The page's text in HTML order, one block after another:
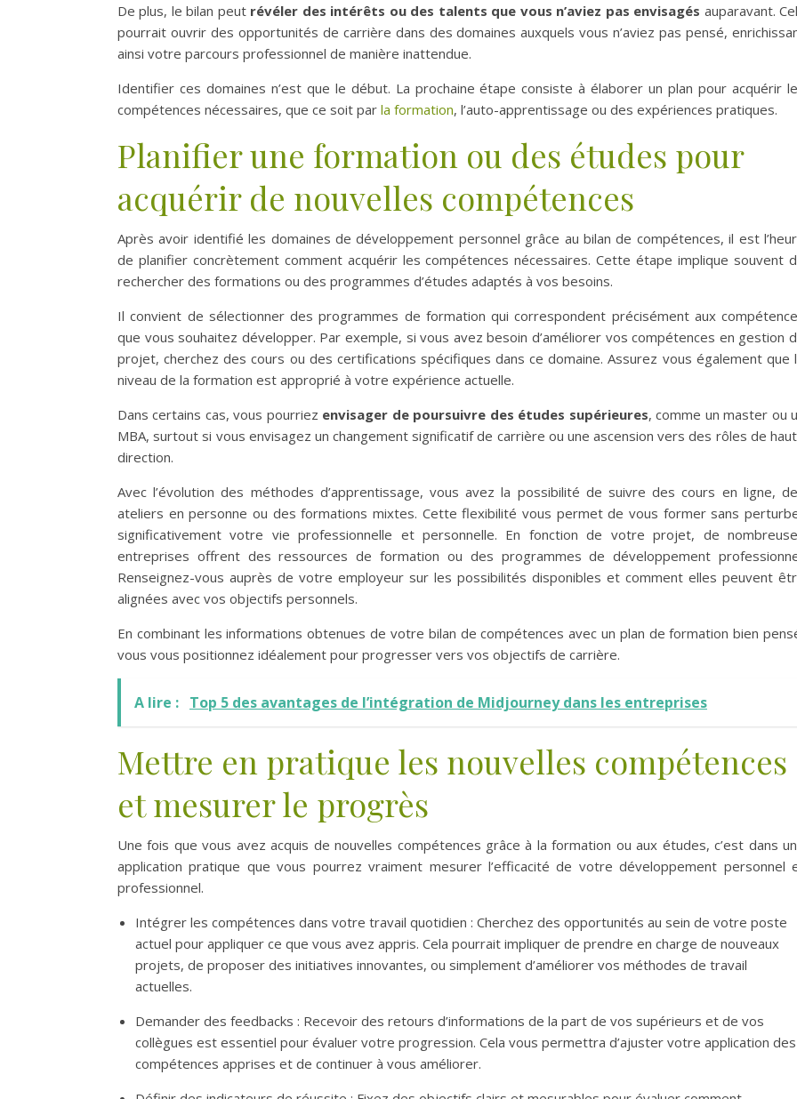
De plus, le bilan peut révéler des intérêts ou des talents que vous n’aviez pas envisagés auparavant.
pourrait ouvrir des opportunités de carrière dans des domaines auxquels vous n’aviez pas pensé,
ainsi votre parcours professionnel de manière inattendue.
Identifier ces domaines n’est que le début. La prochaine étape consiste à élaborer un plan pour acquérir
compétences nécessaires, que ce soit par la formation, l’auto-apprentissage ou des expériences pratiques.
Planifier une formation ou des études pour
acquérir de nouvelles compétences
Après avoir identifié les domaines de développement personnel grâce au bilan de compétences, il est
de planifier concrètement comment acquérir les compétences nécessaires. Cette étape implique souvent
rechercher des formations ou des programmes d’études adaptés à vos besoins.
Il convient de sélectionner des programmes de formation qui correspondent précisément aux
que vous souhaitez développer. Par exemple, si vous avez besoin d’améliorer vos compétences en gestion
projet, cherchez des cours ou des certifications spécifiques dans ce domaine. Assurez vous également que
niveau de la formation est approprié à votre expérience actuelle.
Dans certains cas, vous pourriez envisager de poursuivre des études supérieures, comme un master ou
MBA, surtout si vous envisagez un changement significatif de carrière ou une ascension vers des rôles de
direction.
Avec l’évolution des méthodes d’apprentissage, vous avez la possibilité de suivre des cours en ligne,
ateliers en personne ou des formations mixtes. Cette flexibilité vous permet de vous former sans
significativement votre vie professionnelle et personnelle. En fonction de votre projet, de
entreprises offrent des ressources de formation ou des programmes de développement
Renseignez-vous auprès de votre employeur sur les possibilités disponibles et comment elles peuvent
alignées avec vos objectifs personnels.
En combinant les informations obtenues de votre bilan de compétences avec un plan de formation bien
vous vous positionnez idéalement pour progresser vers vos objectifs de carrière.
A lire : Top 5 des avantages de l’intégration de Midjourney dans les entreprises
Mettre en pratique les nouvelles compétences
et mesurer le progrès
Une fois que vous avez acquis de nouvelles compétences grâce à la formation ou aux études, c’est dans
application pratique que vous pourrez vraiment mesurer l’efficacité de votre développement personnel
professionnel.
Intégrer les compétences dans votre travail quotidien : Cherchez des opportunités au sein de votre poste
actuel pour appliquer ce que vous avez appris. Cela pourrait impliquer de prendre en charge de nouveaux
projets, de proposer des initiatives innovantes, ou simplement d’améliorer vos méthodes de travail
actuelles.
Demander des feedbacks : Recevoir des retours d’informations de la part de vos supérieurs et de vos
collègues est essentiel pour évaluer votre progression. Cela vous permettra d’ajuster votre application des
compétences apprises et de continuer à vous améliorer.